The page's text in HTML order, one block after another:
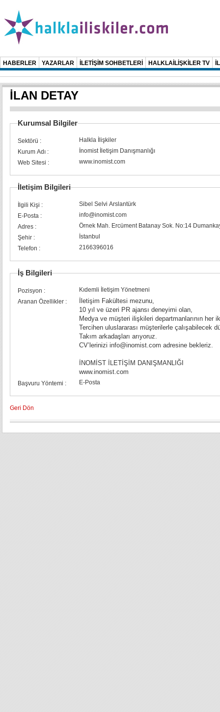
HABERLER YAZARLAR İLETİŞİM SOHBETLERİ HALKLAİLİŞKİLER TV
İLAN DETAY
Kurumsal Bilgiler
Sektörü :
Halkla İlişkiler
Kurum Adı :
İnomist İletişim Danışmanlığı
Web Sitesi :
www.inomist.com
İletişim Bilgileri
İlgili Kişi :
Sibel Selvi Arslantürk
E-Posta :
info@inomist.com
Adres :
Örnek Mah. Ercüment Batanay Sok. No:14
Şehir :
İstanbul
Telefon :
2166396016
İş Bilgileri
Pozisyon :
Kıdemli İletişim Yönetmeni
Aranan Özellikler :
İletişim Fakültesi mezunu,
10 yıl ve üzeri PR ajansı deneyimi olan,
Medya ve müşteri ilişkileri departmanlarının her
Tercihen uluslararası müşterilerle çalışabilecek
Takım arkadaşları arıyoruz.
CV’lerinizi info@inomist.com adresine bekleriz.
İNOMİST İLETİŞİM DANIŞMANLIĞI
www.inomist.com
Başvuru Yöntemi : E-Posta
Geri Dön